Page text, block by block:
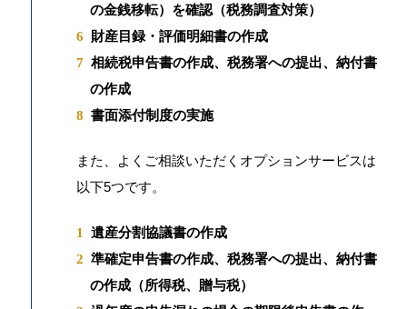
の金銭移転）を確認（税務調査対策）
財産目録・評価明細書の作成
相続税申告書の作成、税務署への提出、納付書
の作成
書面添付制度の実施
また、よくご相談いただくオプションサービスは
以下5つです。
遺産分割協議書の作成
準確定申告書の作成、税務署への提出、納付書
の作成（所得税、贈与税）